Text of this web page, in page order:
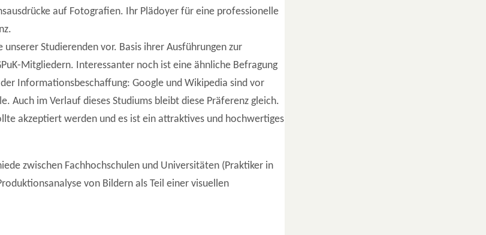
auf Fotografien. Ihr Plädoyer für eine professionelle
Studierenden vor. Basis ihrer Ausführungen zur
Mitgliedern. Interessanter noch ist eine ähnliche Befragung
Informationsbeschaffung: Google und Wikipedia sind vor
im Verlauf dieses Studiums bleibt diese Präferenz gleich.
akzeptiert werden und es ist ein attraktives und hochwertiges
zwischen Fachhochschulen und Universitäten (Praktiker in
von Bildern als Teil einer visuellen